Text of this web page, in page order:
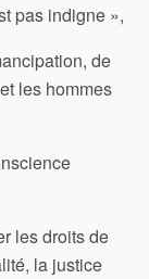
pas indigne »,
de
les hommes
les droits de
la justice